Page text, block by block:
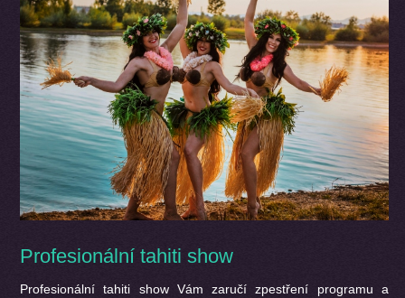
Profesionální tahiti show
Profesionální tahiti show Vám zaručí zpestření programu a